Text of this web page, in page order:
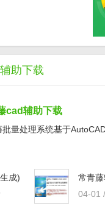
助下载
cad辅助下载
批量处理系统基于
成)
常青
04-01